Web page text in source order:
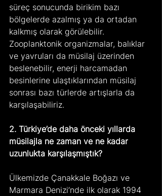
süreç sonucunda birikim bazı
bölgelerde azalmış ya da ortadan
kalkmış olarak görülebilir.
Zooplanktonik organizmalar, balıklar
ve yavruları da müsilaj üzerinden
beslenebilir, enerji harcamadan
besinlerine ulaştıklarından müsilaj
sonrası bazı türlerde artışlarla da
karşılaşabiliriz.
2. Türkiye’de daha önceki yıllarda
müsilajla ne zaman ve ne kadar
uzunlukta karşılaşmıştık?
Ülkemizde Çanakkale Boğazı ve
Marmara Denizi’nde ilk olarak 1994